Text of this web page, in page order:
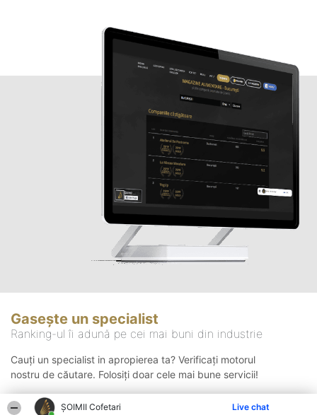
ȘOIMII Cofetari Live chat
Gasește un specialist
Ranking-ul îi adună pe cei mai buni din industrie
Cauți un specialist in apropierea ta? Verificați motorul
nostru de căutare. Folosiți doar cele mai bune servicii!